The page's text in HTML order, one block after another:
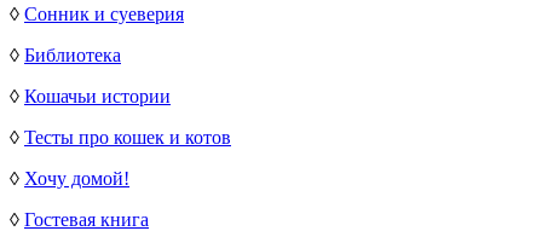
◊ Сонник и суеверия
◊ Библиотека
◊ Кошачьи истории
◊ Тесты про кошек и котов
◊ Хочу домой!
◊ Гостевая книга